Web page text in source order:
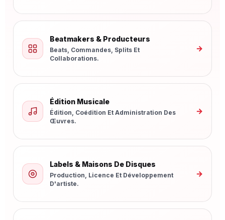
Beatmakers & Producteurs
Beats, Commandes, Splits Et
Collaborations.
→
Édition Musicale
Édition, Coédition Et Administration Des
Œuvres.
→
Labels & Maisons De Disques
Production, Licence Et Développement
D'artiste.
→